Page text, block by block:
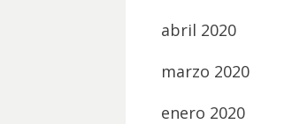
abril 2020
marzo 2020
enero 2020